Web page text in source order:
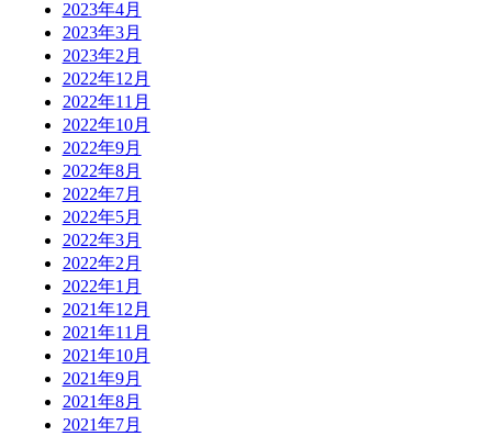
2023年4月
2023年3月
2023年2月
2022年12月
2022年11月
2022年10月
2022年9月
2022年8月
2022年7月
2022年5月
2022年3月
2022年2月
2022年1月
2021年12月
2021年11月
2021年10月
2021年9月
2021年8月
2021年7月